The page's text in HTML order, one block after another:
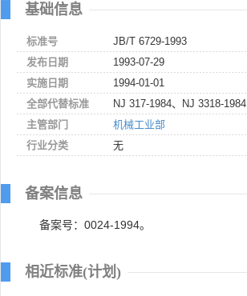
基础信息
标准号
JB/T 6729-1993
发布日期
1993-07-29
实施日期
1994-01-01
全部代替标准
NJ 317-1984、NJ 3318-1984
主管部门
机械工业部
行业分类
无
备案信息
备案号：0024-1994。
相近标准(计划)